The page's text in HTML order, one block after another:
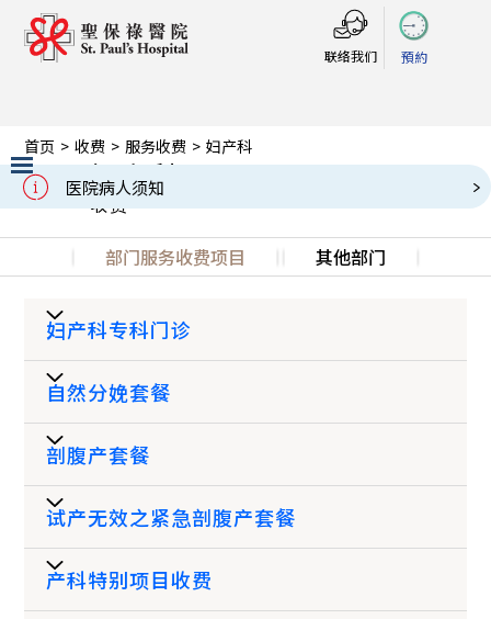
联络我们 預約
医院病人须知
Slide 2 of 3.
首页 > 收费 > 服务收费 > 妇产科
妇产科
收费
部门服务收费项目 其他部门
妇产科专科门诊
时段
星期
假期
上午8时至晚上7时59
分
自然分娩套餐
房间类别
标准房 (4 人房) $22,000
剖腹产套餐
房间类别 五日四夜 (HK$)
标准房 (4 人房)
试产无效之紧急剖腹产套餐
房间类别
产科特别项目收费